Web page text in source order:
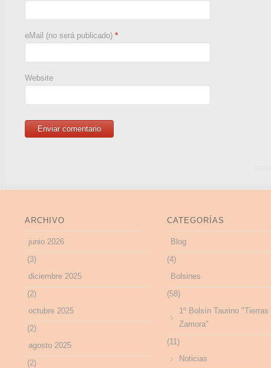
eMail (no será publicado) *
Website
ARCHIVO
junio 2026
(3)
diciembre 2025
(2)
octubre 2025
(2)
agosto 2025
(2)
CATEGORÍAS
Blog
(4)
Bolsines
(58)
1º Bolsín Taurino "Tierras
Zamora"
(11)
Noticias